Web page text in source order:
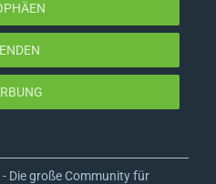
Die große Community für